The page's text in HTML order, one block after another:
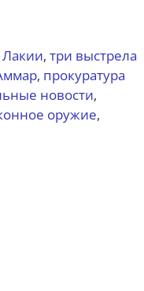
, три выстрела
, прокуратура
новости,
оружие,